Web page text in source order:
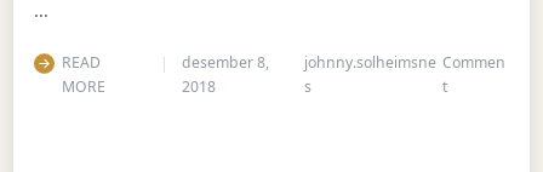
…
READ
MORE
desember 8,
2018
johnny.solheimsne
s
Commen
ton Julebordet